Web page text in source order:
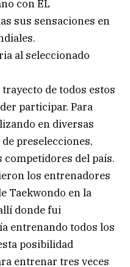
con EL
sus sensaciones en
al seleccionado
de todos estos
participar. Para
en diversas
preselecciones,
competidores del país.
los entrenadores
Taekwondo en la
donde fui
entrenando todos los
posibilidad
entrenar tres veces